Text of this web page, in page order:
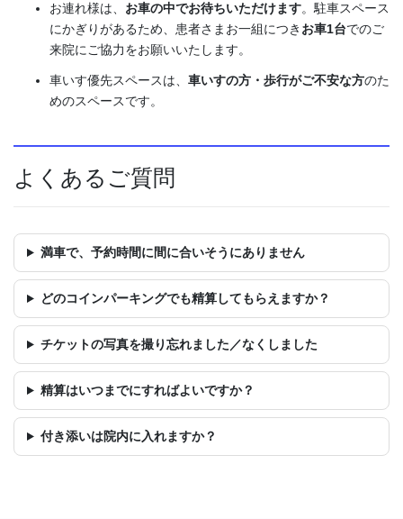
お連れ様は、 お車の中でお待ちいただけます。駐車スペース
にかぎりがあるため、患者さまお一組につき お車1台でのご
来院にご協力をお願いいたします。
車いす優先スペースは、 車いすの方・歩行がご不安な方のた
めのスペースです。
よくあるご質問
満車で、予約時間に間に合いそうにありません
どのコインパーキングでも精算してもらえますか？
チケットの写真を撮り忘れました／なくしました
精算はいつまでにすればよいですか？
付き添いは院内に入れますか？